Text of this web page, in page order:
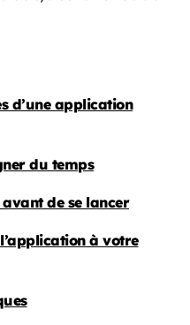
d’une application
du temps
de se lancer
à votre